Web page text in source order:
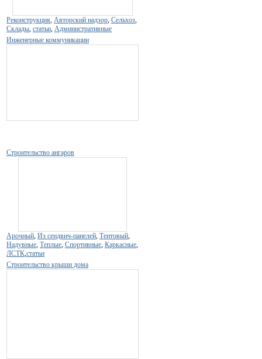
Реконструкция, Авторский надзор, Сельхоз,
Склады, статьи, Административные
Инженерные коммуникации
Строительство ангаров
Арочный, Из сендвич-панелей, Тентовый,
Надувные, Теплые, Спортивные, Каркасные,
ЛСТК,статьи
Строительство крыши дома